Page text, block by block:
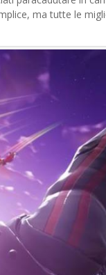
ma tutte le